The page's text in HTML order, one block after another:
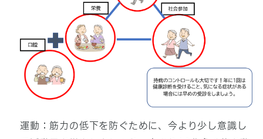
運動：筋力の低下を防ぐために、今より少し意識し